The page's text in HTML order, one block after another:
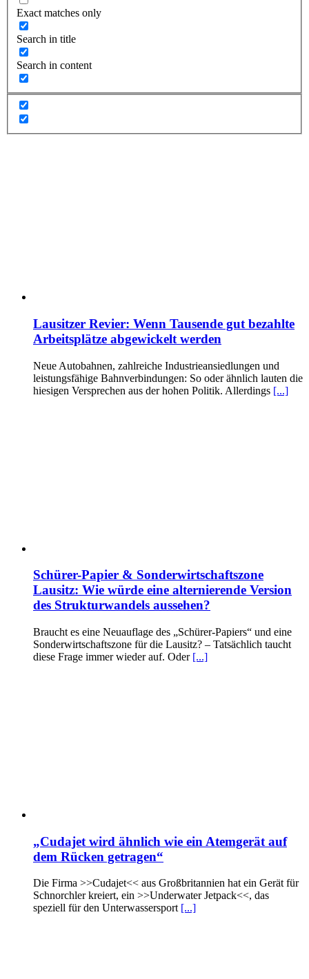
Exact matches only
Search in title
Search in content
Lausitzer Revier: Wenn Tausende gut bezahlte
Arbeitsplätze abgewickelt werden
Neue Autobahnen, zahlreiche Industrieansiedlungen und
leistungsfähige Bahnverbindungen: So oder ähnlich lauten die
hiesigen Versprechen aus der hohen Politik. Allerdings [...]
Schürer-Papier & Sonderwirtschaftszone
Lausitz: Wie würde eine alternierende Version
des Strukturwandels aussehen?
Braucht es eine Neuauflage des „Schürer-Papiers“ und eine
Sonderwirtschaftszone für die Lausitz? – Tatsächlich taucht
diese Frage immer wieder auf. Oder [...]
„Cudajet wird ähnlich wie ein Atemgerät auf
dem Rücken getragen“
Die Firma >>Cudajet<< aus Großbritannien hat ein Gerät für
Schnorchler kreiert, ein >>Underwater Jetpack<<, das
speziell für den Unterwassersport [...]